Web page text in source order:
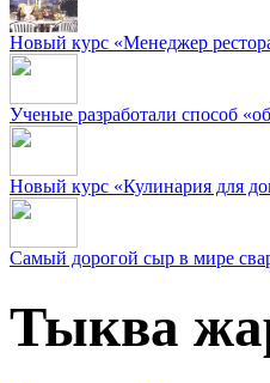
Новый курс «Менеджер
Ученые разработали способ
Новый курс «Кулинария для
Самый дорогой сыр в мире
Тыква